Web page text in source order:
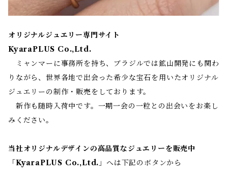
オリジナルジュエリー専門サイト
KyaraPLUS Co.,Ltd.
ミャンマーに事務所を持ち、ブラジルでは鉱山開発にも関わ
りながら、世界各地で出会った希少な宝石を用いたオリジナル
ジュエリーの制作・販売をしております。
新作も随時入荷中です。一期一会の一粒との出会いをお楽し
みください。
当社オリジナルデザインの高品質なジュエリーを販売中
「 KyaraPLUS Co.,Ltd. 」へは下記のボタンから